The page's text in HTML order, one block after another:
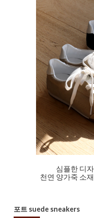
심플한 디
천연 양가죽 소
포트 suede sneakers